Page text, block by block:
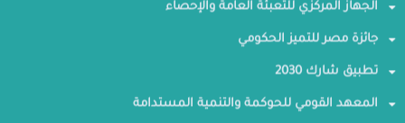
الجهاز المركزي للتعبئة العامة والإحصاء
جائزة مصر للتميز الحكومي
تطبيق شارك 2030
المعهد القومي للحوكمة والتنمية المستدامة